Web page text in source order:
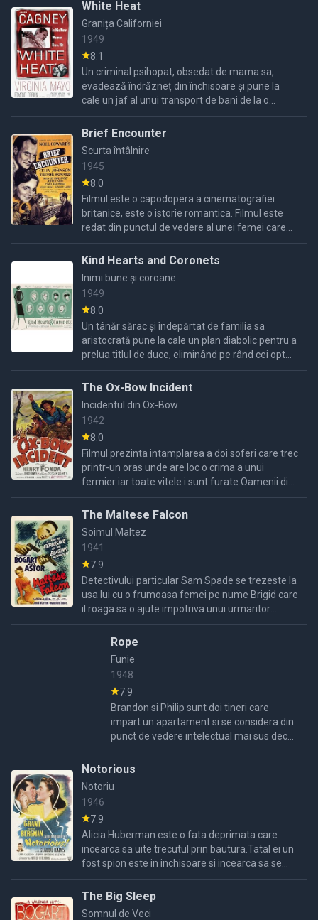
White Heat
Granița Californiei
1949
8.1
Un criminal psihopat, obsedat de mama sa,
evadează îndrăzneț din închisoare și pune la
cale un jaf al unui transport de bani de la o
fabrică chimică.
Brief Encounter
Scurta întâlnire
1945
8.0
Filmul este o capodopera a cinematografiei
britanice, este o istorie romantica. Filmul este
redat din punctul de vedere al unei femei care
are sentimentul unei existente monotone, desi
nu nefericita, ...
Kind Hearts and Coronets
Inimi bune și coroane
1949
8.0
Un tânăr sărac și îndepărtat de familia sa
aristocrată pune la cale un plan diabolic pentru a
prelua titlul de duce, eliminând pe rând cei opt
moștenitori care stau în calea sa.
The Ox-Bow Incident
Incidentul din Ox-Bow
1942
8.0
Filmul prezinta intamplarea a doi soferi care trec
printr-un oras unde are loc o crima a unui
fermier iar toate vitele i sunt furate.Oamenii din
oras pleca in cautarea criminalilor si gasesc trei
...
The Maltese Falcon
Soimul Maltez
1941
7.9
Detectivului particular Sam Spade se trezeste la
usa lui cu o frumoasa femei pe nume Brigid care
il roaga sa o ajute impotriva unui urmaritor
nemilos.Dar partenerul lui Sam este omorat si el
isi da ...Rope
Funie
1948
7.9
Brandon si Philip sunt doi tineri care
impart un apartament si se considera din
punct de vedere intelectual mai sus decat
prietenul lor David Kentley iar impreuna se
Notorious
Notoriu
1946
7.9
Alicia Huberman este o fata deprimata care
incearca sa uite trecutul prin bautura.Tatal ei un
fost spion este in inchisoare si incearca sa se
spanzure .Cand un agent ii propune lui Alice sa ...
The Big Sleep
Somnul de Veci